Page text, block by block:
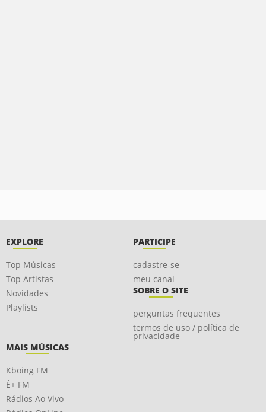
EXPLORE
Top Músicas
Top Artistas
Novidades
Playlists
PARTICIPE
cadastre-se
meu canal
SOBRE O SITE
perguntas frequentes
termos de uso / política de
privacidade
MAIS MÚSICAS
Kboing FM
É+ FM
Rádios Ao Vivo